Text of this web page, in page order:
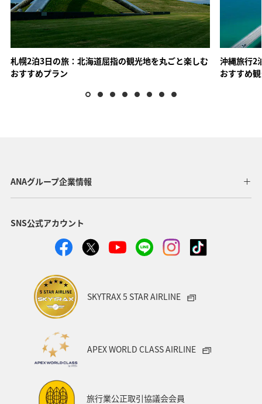
ANAトラベラーズ厳選 有馬
ANAトラベラーズ厳選 城崎・
湯村
山陰・四国エリア
ANAトラベラーズ厳選 玉造・
札幌2泊3日の旅：北海道屈指の観光地を丸ごと楽しむ
おすすめプラン
沖縄旅行2
おすすめ
ANAグループ企業情報
SNS公式アカウント
SKYTRAX 5 STAR AIRLINE
APEX WORLD CLASS AIRLINE
旅行業公正取引協議会会員